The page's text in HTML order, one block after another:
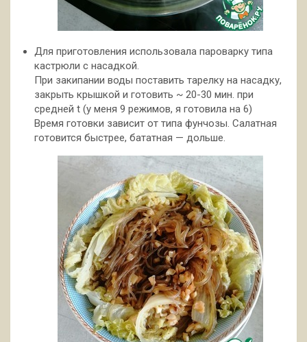
Для приготовления использовала пароварку типа
кастрюли с насадкой.
При закипании воды поставить тарелку на насадку,
закрыть крышкой и готовить ~ 20-30 мин. при
средней t (у меня 9 режимов, я готовила на 6)
Время готовки зависит от типа фунчозы. Салатная
готовится быстрее, бататная — дольше.